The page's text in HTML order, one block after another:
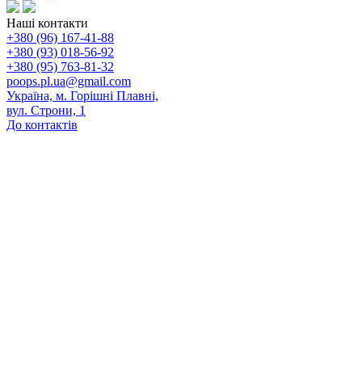
Наші контакти
+380 (96) 167-41-88
+380 (93) 018-56-92
+380 (95) 763-81-32
poops.pl.ua@gmail.com
Україна, м. Горішні Плавні,
вул. Строни, 1
До контактів